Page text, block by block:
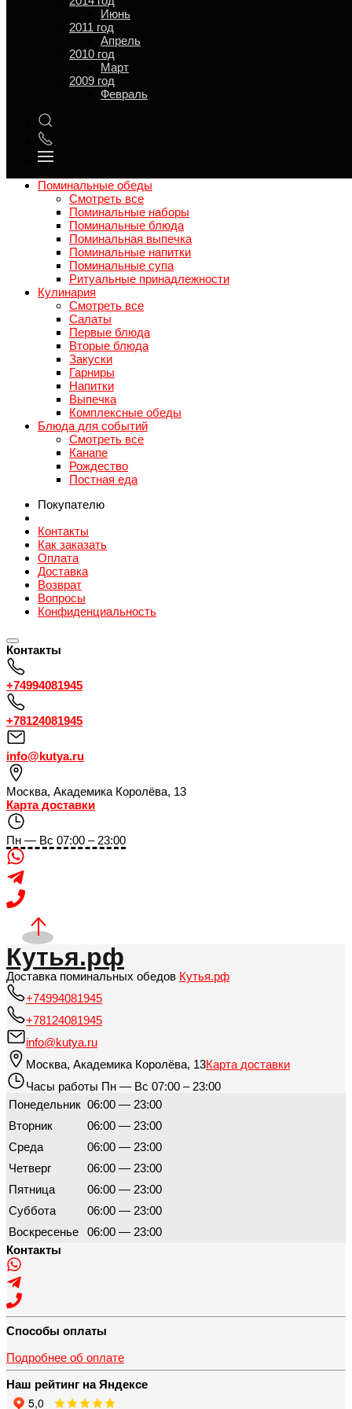
Июнь
2011 год
Апрель
2010 год
Март
2009 год
Февраль
Мы готовы помочь Вам организовать поминальный стол с
учетом традиций. Предлагаем готовые комплексные
поминальные обеды с доставкой и бесплатную сервировку
для поминального стола. Посмотрите
Меню доставки
Поминальные обеды
Смотреть все
Поминальные наборы
Поминальные блюда
Поминальная выпечка
Поминальные напитки
Поминальные супа
Ритуальные принадлежности
Кулинария
Смотреть все
Салаты
Первые блюда
Вторые блюда
Закуски
Гарниры
Напитки
Выпечка
Комплексные обеды
Блюда для событий
Смотреть все
Канапе
Рождество
Постная еда
Покупателю
Контакты
Как заказать
Оплата
Доставка
Возврат
Вопросы
Конфиденциальность
Контакты
+74994081945
+78124081945
info@kutya.ru
Москва, Академика Королёва, 13
Карта доставки
Пн — Вс 07:00 – 23:00
Кутья.рф
Доставка поминальных обедов Кутья.рф
+74994081945
+78124081945
info@kutya.ru
Москва, Академика Королёва, 13Карта доставки
Часы работы Пн — Вс 07:00 – 23:00
Понедельник 06:00 — 23:00
Вторник
06:00 — 23:00
Среда
06:00 — 23:00
Четверг
06:00 — 23:00
Пятница
06:00 — 23:00
Суббота
06:00 — 23:00
Воскресенье
06:00 — 23:00
Контакты
Способы оплаты
Подробнее об оплате
Наш рейтинг на Яндексе